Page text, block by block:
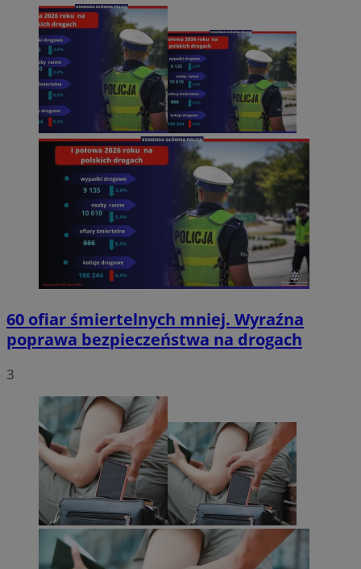
60 ofiar śmiertelnych mniej. Wyraźna
poprawa bezpieczeństwa na drogach
3